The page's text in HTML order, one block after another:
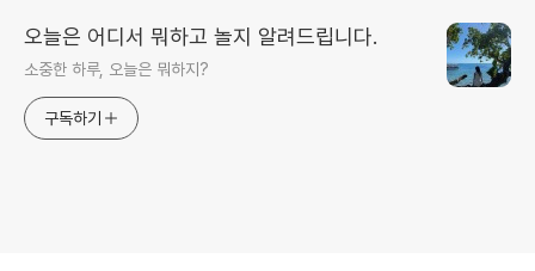
오늘은 어디서 뭐하고 놀지 알려드립니다.
소중한 하루, 오늘은 뭐하지?
구독하기